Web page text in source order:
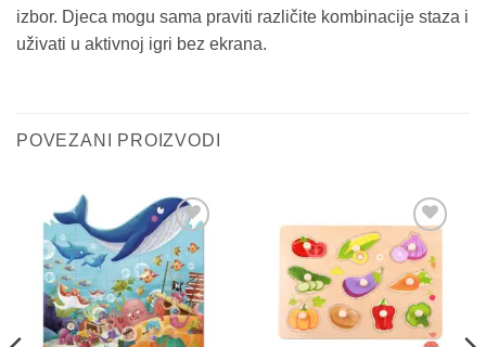
izbor. Djeca mogu sama praviti različite kombinacije staza i
uživati u aktivnoj igri bez ekrana.
POVEZANI PROIZVODI
Sačuvaj
proizvod
Sačuvaj
proizvod